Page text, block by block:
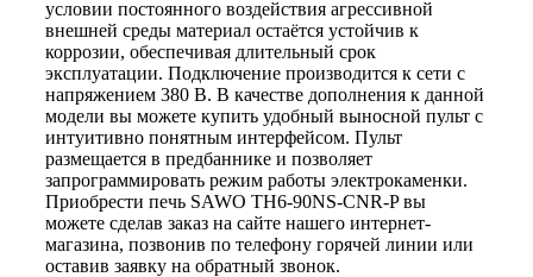
условии постоянного воздействия агрессивной
внешней среды материал остаётся устойчив к
коррозии, обеспечивая длительный срок
эксплуатации. Подключение производится к сети с
напряжением 380 В. В качестве дополнения к данной
модели вы можете купить удобный выносной пульт с
интуитивно понятным интерфейсом. Пульт
размещается в предбаннике и позволяет
запрограммировать режим работы электрокаменки.
Приобрести печь SAWO TH6-90NS-CNR-P вы
можете сделав заказ на сайте нашего интернет-
магазина, позвонив по телефону горячей линии или
оставив заявку на обратный звонок.